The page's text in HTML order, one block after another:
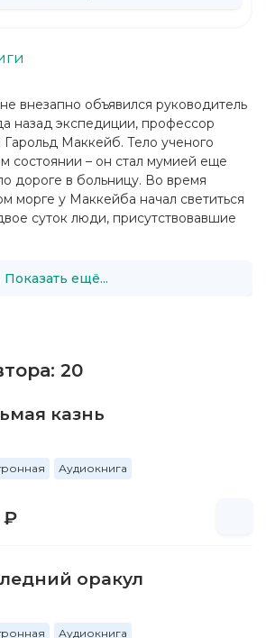
внезапно объявился руководитель
назад экспедиции, профессор
Гарольд Маккейб. Тело ученого
состоянии – он стал мумией еще
дороге в больницу. Во время
морге у Маккейба начал светиться
суток люди, присутствовавшие
Показать ещё...
20
казнь
Аудиокнига
₽
оракул
Аудиокнига